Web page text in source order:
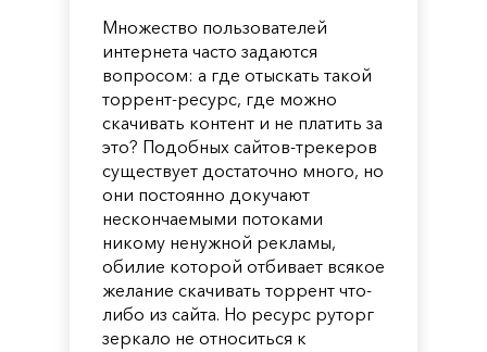
Множество пользователей
интернета часто задаются
вопросом: а где отыскать такой
торрент-ресурс, где можно
скачивать контент и не платить за
это? Подобных сайтов-трекеров
существует достаточно много, но
они постоянно докучают
нескончаемыми потоками
никому ненужной рекламы,
обилие которой отбивает всякое
желание скачивать торрент что-
либо из сайта. Но ресурс руторг
зеркало не относиться к